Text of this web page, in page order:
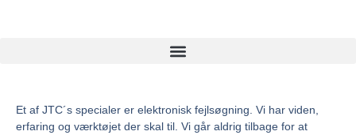
Et af JTC´s specialer er elektronisk fejlsøgning. Vi har viden,
erfaring og værktøjet der skal til. Vi går aldrig tilbage for at